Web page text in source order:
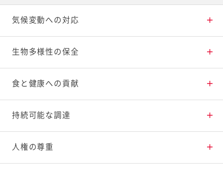
気候変動への対応
CO2排出量の削減
生物多様性の保全
生物多様性の保全活動
食と健康への貢献
健康寿命延伸への貢献
子どもの心と体の健康支援
持続可能な調達
持続可能な調達の推進
人権の尊重